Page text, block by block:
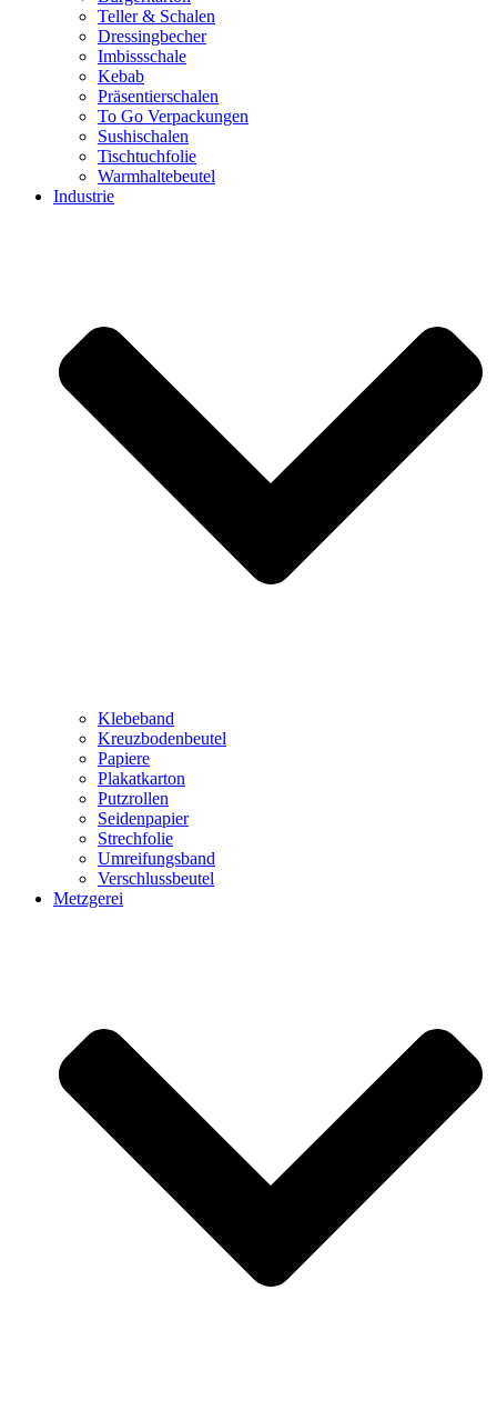
Teller & Schalen
Dressingbecher
Imbissschale
Kebab
Präsentierschalen
To Go Verpackungen
Sushischalen
Tischtuchfolie
Warmhaltebeutel
Industrie
Klebeband
Kreuzbodenbeutel
Papiere
Plakatkarton
Putzrollen
Seidenpapier
Strechfolie
Umreifungsband
Verschlussbeutel
Metzgerei